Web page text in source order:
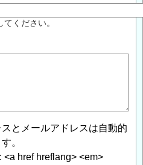
ください。
とメールアドレスは自動的
。
href hreflang> <em>